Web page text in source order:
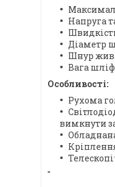
Напруга
Діаметр
Шнур
Вага
Особливості:
Рухома
вимкнути
"